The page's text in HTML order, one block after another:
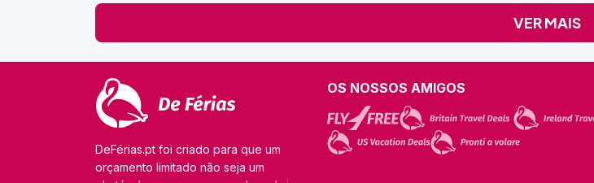
VER MAIS
DeFérias.pt foi criado para que um
orçamento limitado não seja um
OS NOSSOS AMIGOS